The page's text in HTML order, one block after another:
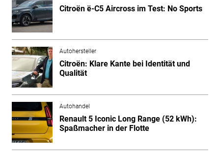
Citroën ë-C5 Aircross im Test: No Sports
Autohersteller
Citroën: Klare Kante bei Identität und
Qualität
Autohandel
Renault 5 Iconic Long Range (52 kWh):
Spaßmacher in der Flotte